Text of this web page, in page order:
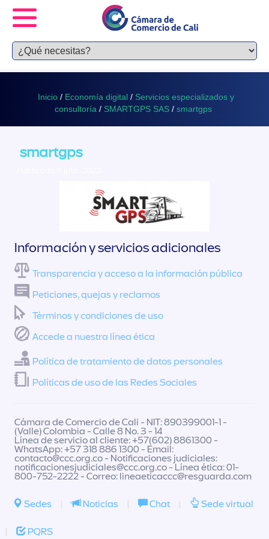
Inicio / Economía digital / Servicios especializados y
consultoría / SMARTGPS SAS / smartgps
smartgps
Información y servicios adicionales
Transparencia y acceso a la información pública
Peticiones, quejas y reclamos
Términos y condiciones de uso
Accede a nuestra línea ética
Política de tratamiento de datos personales
Políticas de uso de las Redes Sociales
Cámara de Comercio de Cali - NIT: 890399001-1 -
(Valle) Colombia - Calle 8 No. 3 - 14
Línea de servicio al cliente: +57(602) 8861300 -
WhatsApp: +57 318 886 1300 - Email:
contacto@ccc.org.co- Notificaciones judiciales:
notificacionesjudiciales@ccc.org.co- Línea ética: 01-
800-752-2222 - Correo: lineaeticaccc@resguarda.com
Sedes | Noticias | Chat | Sede virtual
| PQRS